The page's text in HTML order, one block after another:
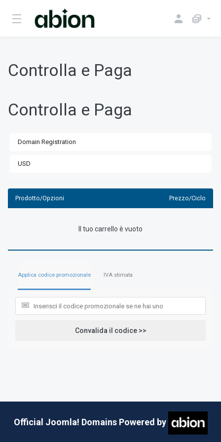
Controlla e Paga
Controlla e Paga
Prodotto/Opzioni Prezzo/Ciclo
Il tuo carrello è vuoto
Applica codice promozionale IVA stimata
Convalida il codice >>
Official Joomla! Domains Powered by